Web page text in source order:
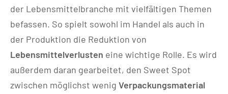
der Lebensmittelbranche mit vielfältigen Themen
befassen. So spielt sowohl im Handel als auch in
der Produktion die Reduktion von
Lebensmittelverlusten eine wichtige Rolle. Es wird
außerdem daran gearbeitet, den Sweet Spot
zwischen möglichst wenig Verpackungsmaterial